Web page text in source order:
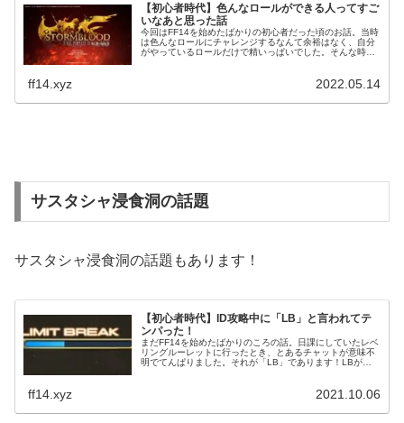
【初心者時代】色んなロールができる人ってすご
いなあと思った話
今回はFF14を始めたばかりの初心者だった頃のお話。当時
は色んなロールにチャレンジするなんて余裕はなく、自分
がやっているロールだけで精いっぱいでした。そんな時、
ff14.xyz 2022.05.14
サスタシャ浸食洞の話題
サスタシャ浸食洞の話題もあります！
【初心者時代】ID攻略中に「LB」と言われてテ
ンパった！
まだFF14を始めたばかりのころの話。日課にしていたレベ
リングルーレットに行ったとき、とあるチャットが意味不
明でてんぱりました。それが「LB」であります！LBが何
ff14.xyz 2021.10.06